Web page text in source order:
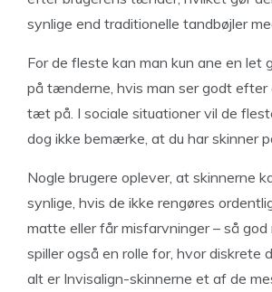
synlige end traditionelle tandbøjler
For de fleste kan man kun ane en let
på tænderne, hvis man ser godt efter
tæt på. I sociale situationer vil de
dog ikke bemærke, at du har skinner
Nogle brugere oplever, at skinnerne
synlige, hvis de ikke rengøres
matte eller får misfarvninger – så god
spiller også en rolle for, hvor diskrete
alt er Invisalign-skinnerne et af de